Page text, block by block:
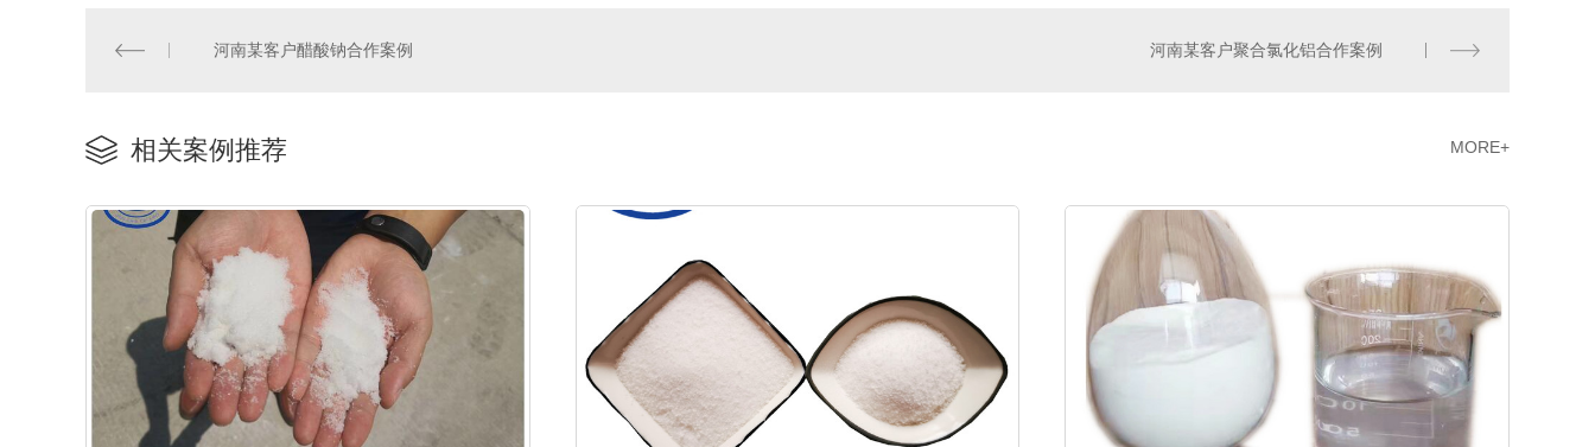
河南某客户醋酸钠合作案例 河南某客户聚合氯化铝合作案例
相关案例推荐 MORE+